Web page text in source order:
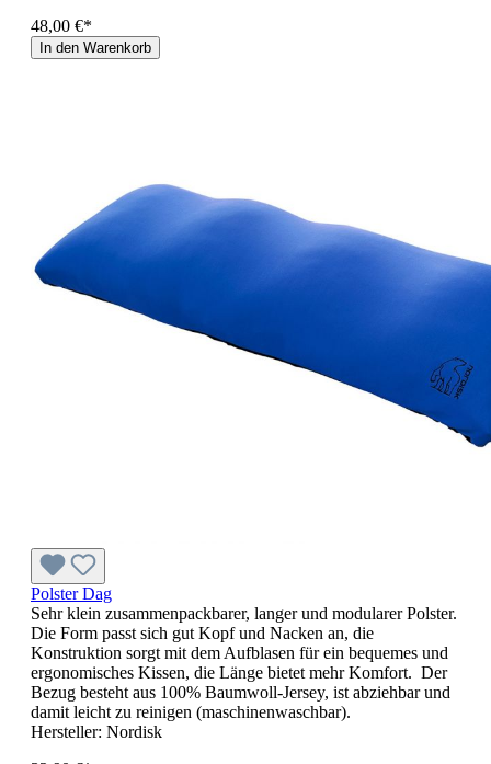
48,00 €*
In den Warenkorb
Polster Dag
Sehr klein zusammenpackbarer, langer und modularer Polster.
Die Form passt sich gut Kopf und Nacken an, die
Konstruktion sorgt mit dem Aufblasen für ein bequemes und
ergonomisches Kissen, die Länge bietet mehr Komfort. Der
Bezug besteht aus 100% Baumwoll-Jersey, ist abziehbar und
damit leicht zu reinigen (maschinenwaschbar).
Hersteller: Nordisk